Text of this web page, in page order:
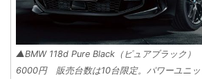
▲BMW 118d Pure Black（ピュアブラック
6000円 販売台数は10台限定。パワーユニ